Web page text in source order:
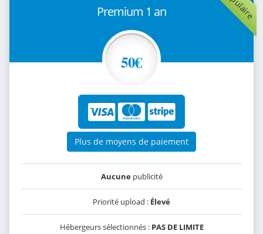
Premium 1 an
50€
Plus de moyens de paiement
Aucunepublicité
Priorité upload : Élevé
Hébergeurs sélectionnés : PAS DE LIMITE